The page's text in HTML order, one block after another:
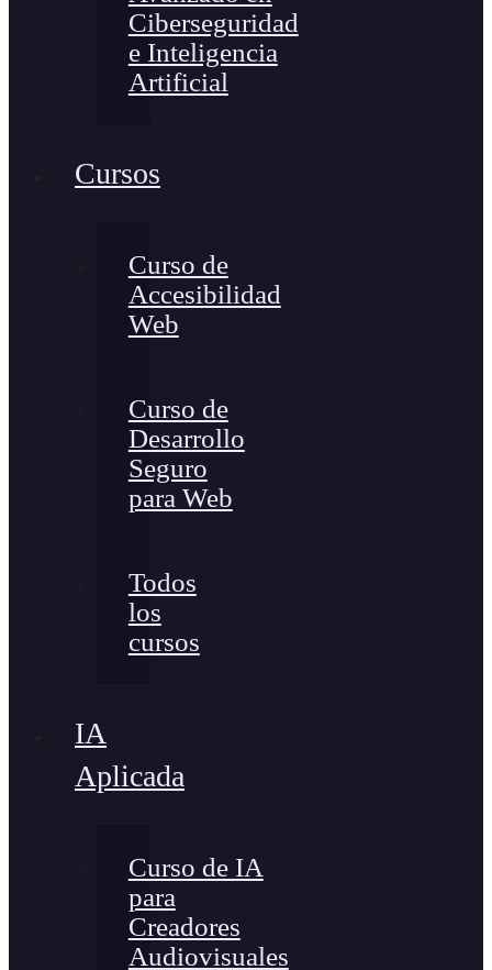
Ciberseguridad
e Inteligencia
Artificial
Cursos
Curso de
Accesibilidad
Web
Curso de
Desarrollo
Seguro
para Web
Todos
los
cursos
IA
Aplicada
Curso de IA
para
Creadores
Audiovisuales